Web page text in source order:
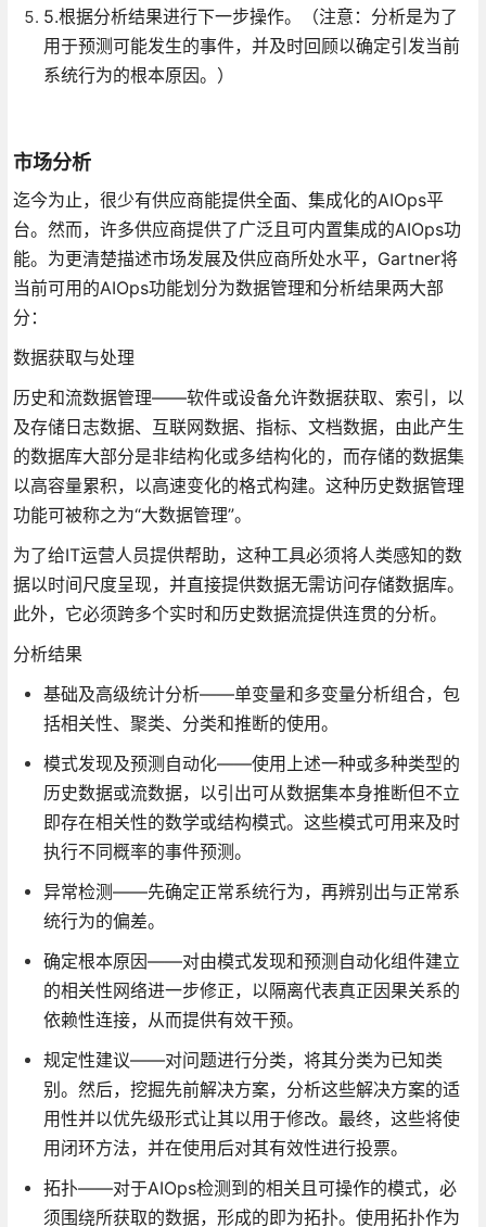
5.根据分析结果进行下一步操作。（注意：分析是为了
用于预测可能发生的事件，并及时回顾以确定引发当前
系统行为的根本原因。）
市场分析
迄今为止，很少有供应商能提供全面、集成化的AIOps平
台。然而，许多供应商提供了广泛且可内置集成的AIOps功
能。为更清楚描述市场发展及供应商所处水平，Gartner将
当前可用的AIOps功能划分为数据管理和分析结果两大部
分：
数据获取与处理
历史和流数据管理——软件或设备允许数据获取、索引，以
及存储日志数据、互联网数据、指标、文档数据，由此产生
的数据库大部分是非结构化或多结构化的，而存储的数据集
以高容量累积，以高速变化的格式构建。这种历史数据管理
功能可被称之为“大数据管理”。
为了给IT运营人员提供帮助，这种工具必须将人类感知的数
据以时间尺度呈现，并直接提供数据无需访问存储数据库。
此外，它必须跨多个实时和历史数据流提供连贯的分析。
分析结果
基础及高级统计分析——单变量和多变量分析组合，包
括相关性、聚类、分类和推断的使用。
模式发现及预测自动化——使用上述一种或多种类型的
历史数据或流数据，以引出可从数据集本身推断但不立
即存在相关性的数学或结构模式。这些模式可用来及时
执行不同概率的事件预测。
异常检测——先确定正常系统行为，再辨别出与正常系
统行为的偏差。
确定根本原因——对由模式发现和预测自动化组件建立
的相关性网络进一步修正，以隔离代表真正因果关系的
依赖性连接，从而提供有效干预。
规定性建议——对问题进行分类，将其分类为已知类
别。然后，挖掘先前解决方案，分析这些解决方案的适
用性并以优先级形式让其以用于修改。最终，这些将使
用闭环方法，并在使用后对其有效性进行投票。
拓扑——对于AIOps检测到的相关且可操作的模式，必
须围绕所获取的数据，形成的即为拓扑。使用拓扑作为